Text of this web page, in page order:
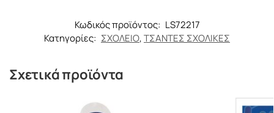
Κωδικός προϊόντος: LS72217
Κατηγορίες: ΣΧΟΛΕΙΟ,ΤΣΑΝΤΕΣ ΣΧΟΛΙΚΕΣ
Σχετικά προϊόντα